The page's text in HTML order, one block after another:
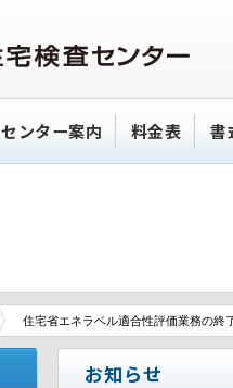
センター案内 料金表 書
住宅省エネラベル適合性評価業務の終
お知らせ